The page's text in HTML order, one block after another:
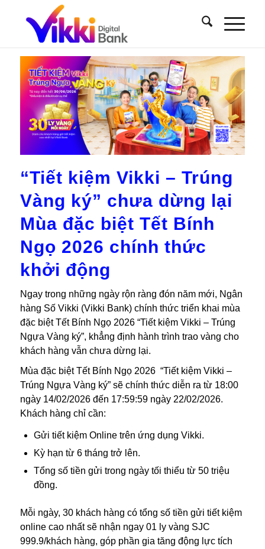
“Tiết kiệm Vikki – Trúng
Vàng ký” chưa dừng lại
Mùa đặc biệt Tết Bính
Ngọ 2026 chính thức
khởi động
Ngay trong những ngày rộn ràng đón năm mới, Ngân
hàng Số Vikki (Vikki Bank) chính thức triển khai mùa
đặc biệt Tết Bính Ngọ 2026 “Tiết kiệm Vikki – Trúng
Ngựa Vàng ký”, khẳng định hành trình trao vàng cho
khách hàng vẫn chưa dừng lại.
Mùa đặc biệt Tết Bính Ngọ 2026 “Tiết kiệm Vikki –
Trúng Ngựa Vàng ký” sẽ chính thức diễn ra từ 18:00
ngày 14/02/2026 đến 17:59:59 ngày 22/02/2026.
Khách hàng chỉ cần:
Gửi tiết kiệm Online trên ứng dụng Vikki.
Kỳ hạn từ 6 tháng trở lên.
Tổng số tiền gửi trong ngày tối thiểu từ 50 triệu
đồng.
Mỗi ngày, 30 khách hàng có tổng số tiền gửi tiết kiệm
online cao nhất sẽ nhận ngay 01 ly vàng SJC
999.9/khách hàng, góp phần gia tăng động lực tích